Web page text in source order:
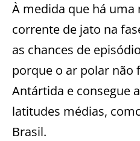
À medida que há
corrente de jato na
as chances de
porque o ar polar não
Antártida e consegue
latitudes médias,
Brasil.